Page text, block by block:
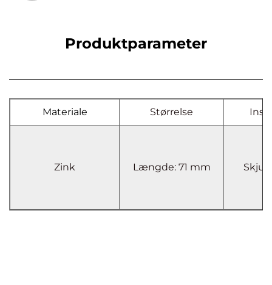
Produktparameter
Materiale Størrelse
Zink Længde: 71 mm